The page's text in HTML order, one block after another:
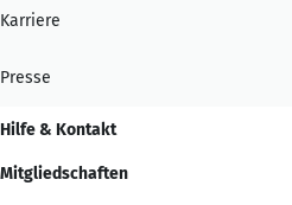
Karriere
Presse
Hilfe & Kontakt
Mitgliedschaften